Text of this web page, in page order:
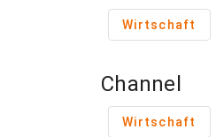
Wirtschaft
Channel
Wirtschaft